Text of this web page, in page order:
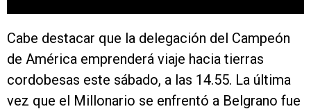
Cabe destacar que la delegación del Campeón
de América emprenderá viaje hacia tierras
cordobesas este sábado, a las 14.55. La última
vez que el Millonario se enfrentó a Belgrano fue